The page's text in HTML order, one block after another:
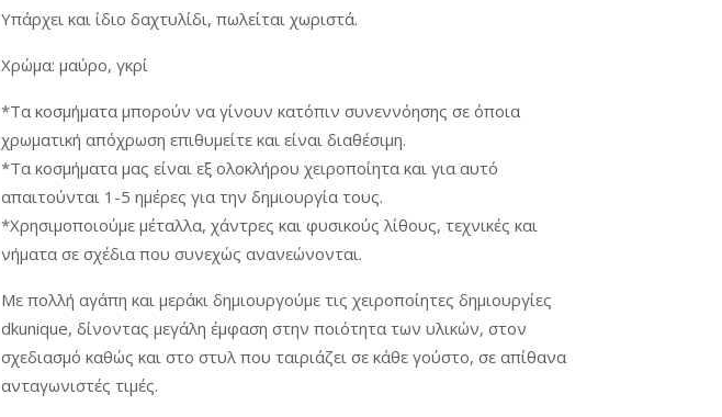
Υπάρχει και ίδιο δαχτυλίδι, πωλείται χωριστά.
Χρώμα: μαύρο, γκρί
*Τα κοσμήματα μπορούν να γίνουν κατόπιν συνεννόησης σε όποια
χρωματική απόχρωση επιθυμείτε και είναι διαθέσιμη.
*Τα κοσμήματα μας είναι εξ ολοκλήρου χειροποίητα και για αυτό
απαιτούνται 1-5 ημέρες για την δημιουργία τους.
*Χρησιμοποιούμε μέταλλα, χάντρες και φυσικούς λίθους, τεχνικές και
νήματα σε σχέδια που συνεχώς ανανεώνονται.
Με πολλή αγάπη και μεράκι δημιουργούμε τις χειροποίητες δημιουργίες
dkunique, δίνοντας μεγάλη έμφαση στην ποιότητα των υλικών, στον
σχεδιασμό καθώς και στο στυλ που ταιριάζει σε κάθε γούστο, σε απίθανα
ανταγωνιστές τιμές.